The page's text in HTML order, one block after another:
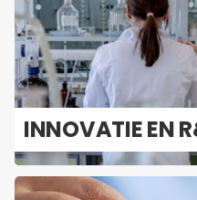
IN­NO­VA­TIE EN